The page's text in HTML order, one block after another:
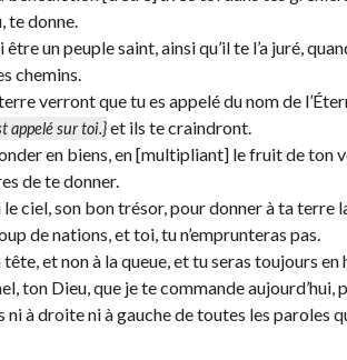
te donne.
être un peuple saint, ainsi qu’il te l’a juré,
chemins.
verront que tu es appelé du nom de
appelé sur toi.}et ils te craindront.
en biens, en [multipliant] le fruit de
de te donner.
ciel, son bon trésor, pour donner à ta terre
de nations, et toi, tu n’emprunteras pas.
et non à la queue, et tu seras toujours
ton Dieu, que je te commande aujourd’hui,
ni à droite ni à gauche de toutes les paroles